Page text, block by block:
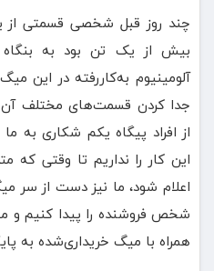
چند روز قبل شخصی قسمتی از
بیش از یک تن بود به
آلومینیوم به‌کاررفته در این
جدا کردن قسمت‌های مختلف آن
از افراد پیگاه یکم شکاری به
این کار را نداریم تا وقتی که
اعلام شود، ما نیز دست از سر
شخص فروشنده را پیدا کنیم و
همراه با میگ خریداری‌شده به